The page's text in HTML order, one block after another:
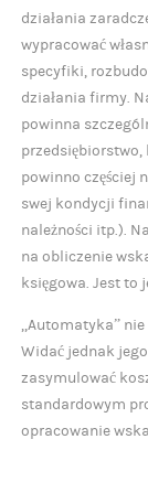
działania
wypracować
specyfiki,
działania firmy.
powinna
powinno częściej
swej kondycji
należności itp.).
na obliczenie
księgowa. Jest to
,,Automatyka”
Widać jednak
zasymulować
standardowym
opracowanie